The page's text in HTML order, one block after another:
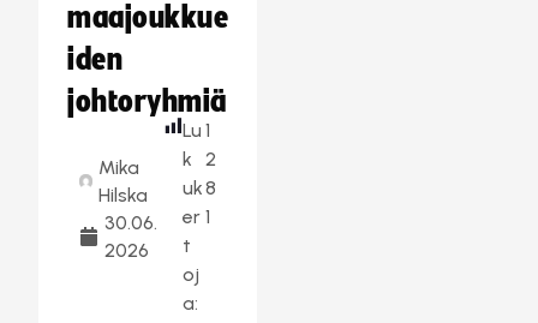
maajoukkue
iden
johtoryhmiä
Mika
Hilska
30.06.
2026
Lu
k
uk
er
t
oj
a:
1
2
8
1